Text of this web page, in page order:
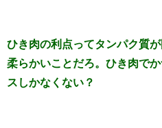
ひき肉の利点ってタンパク質
柔らかいことだろ。ひき肉で
スしかなくない？